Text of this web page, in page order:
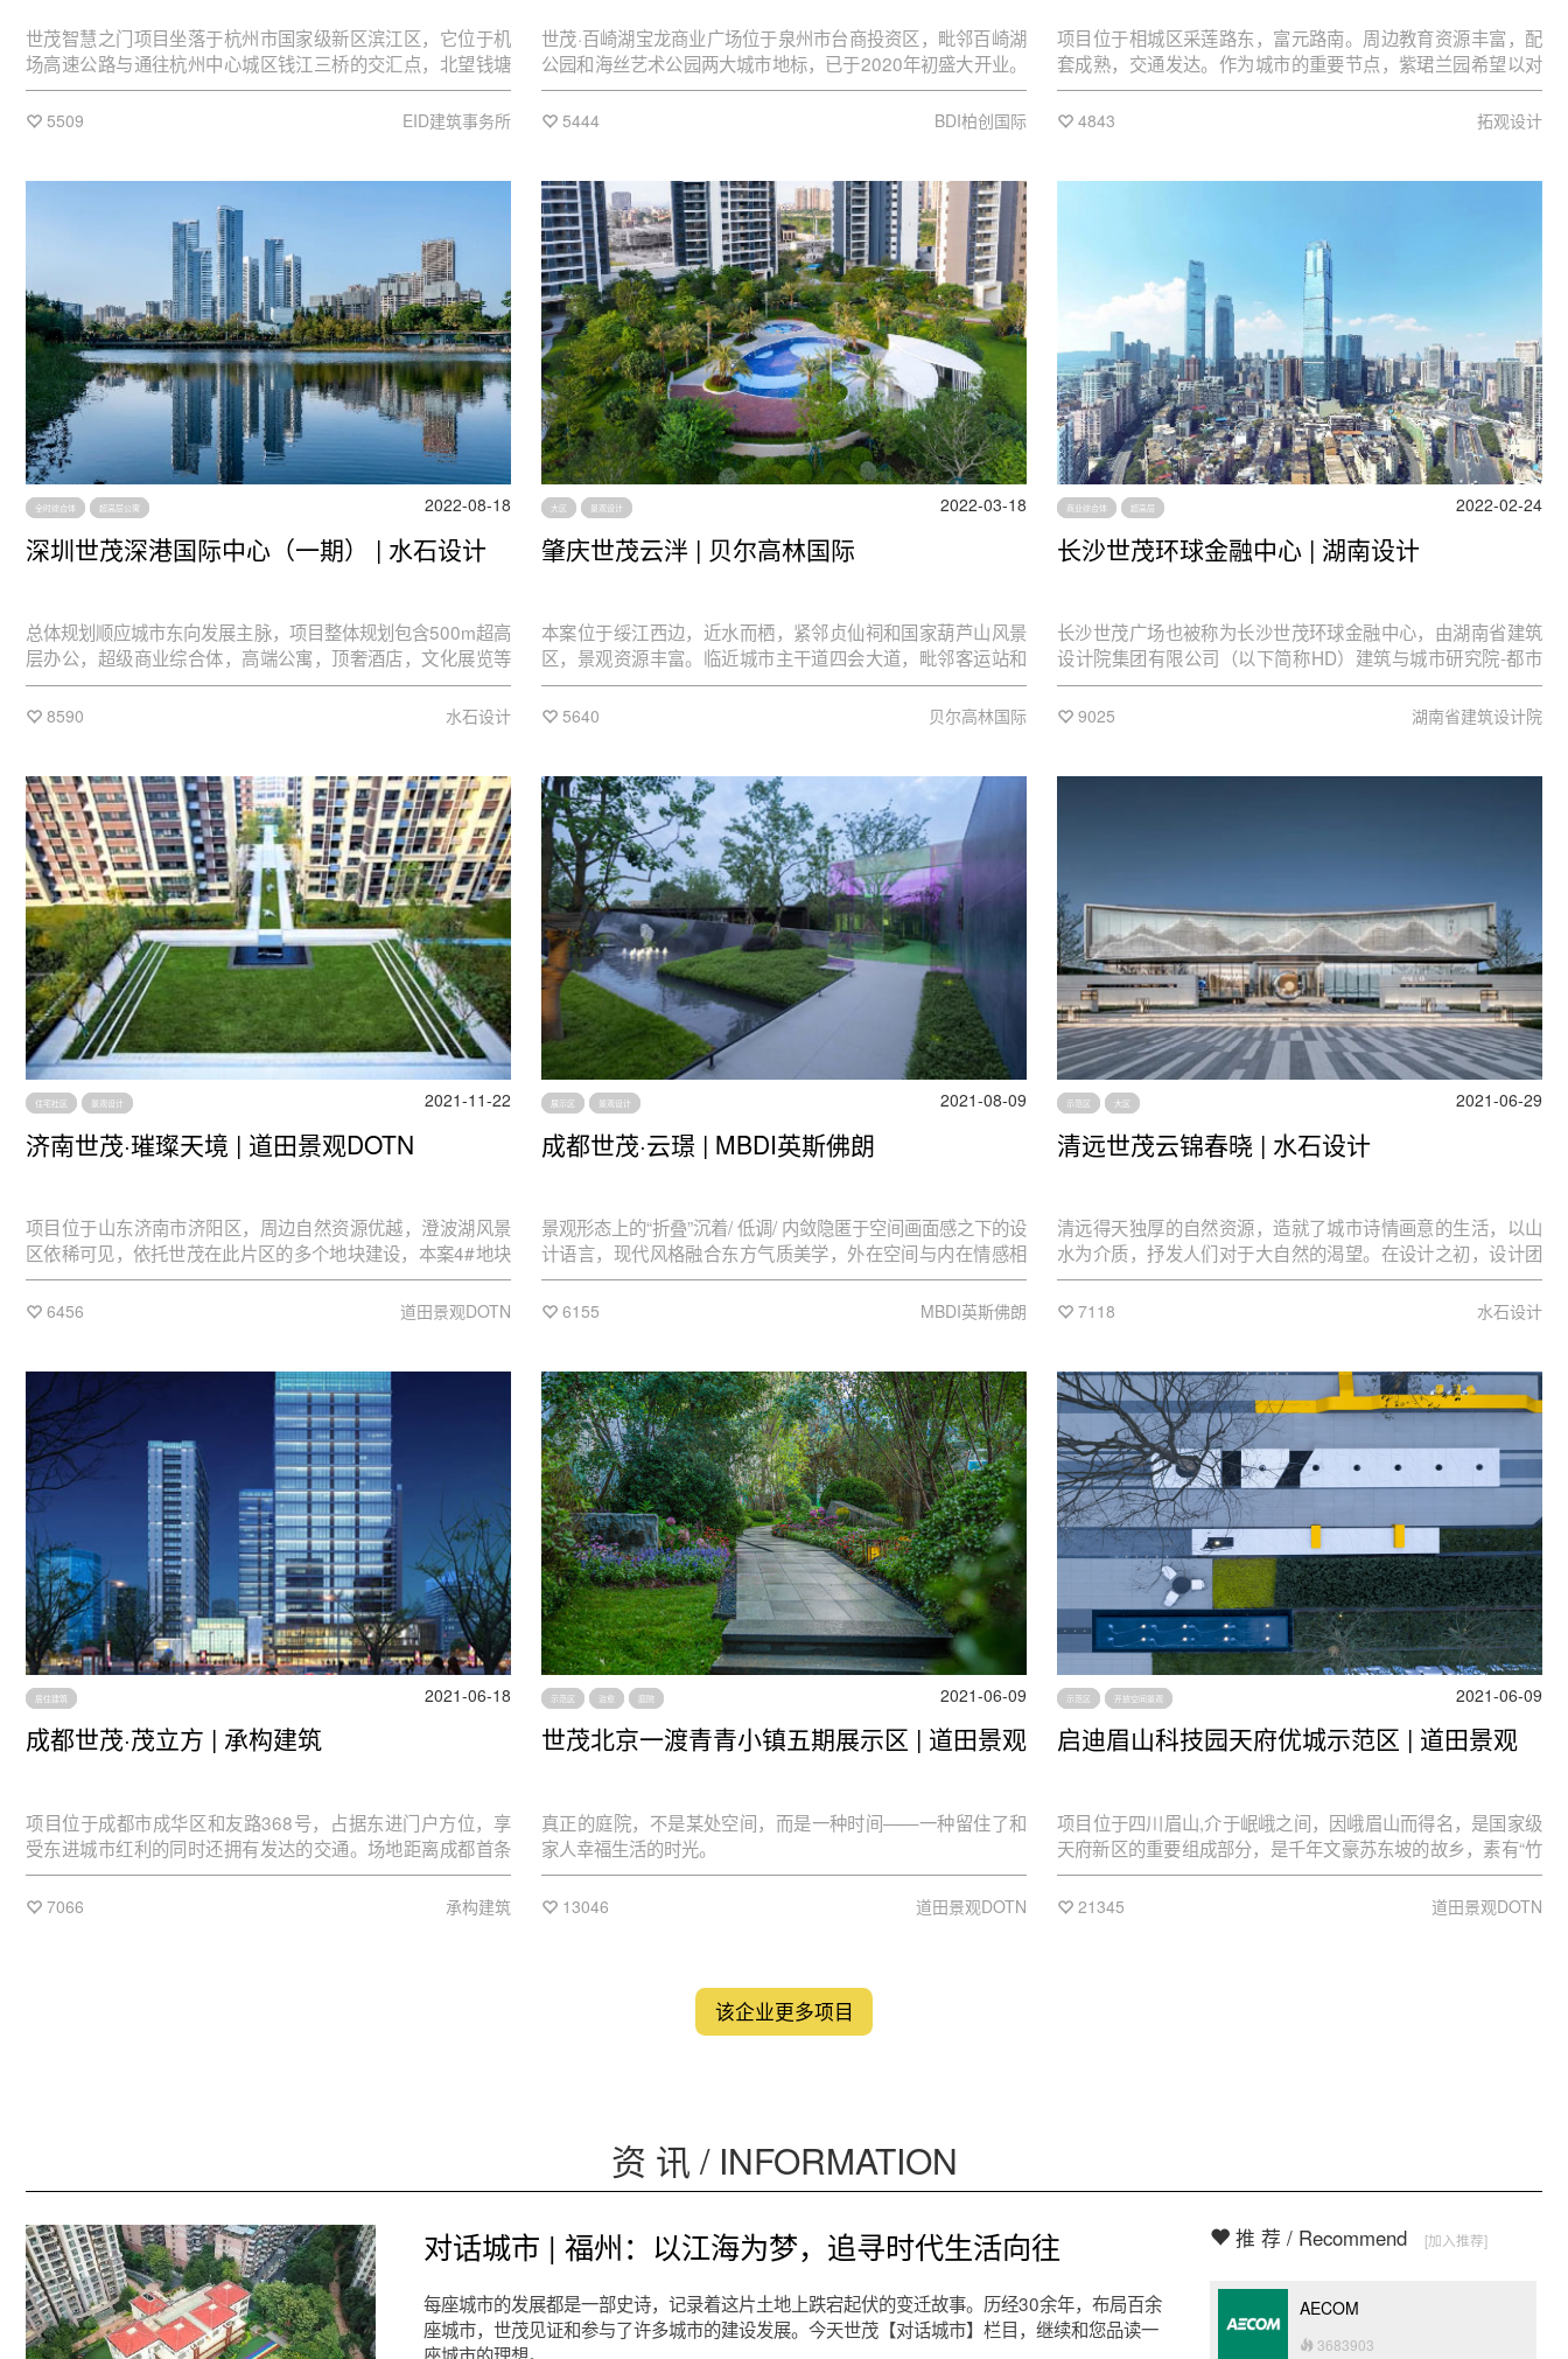
世茂智慧之门项目坐落于杭州市国家级新区滨江区，它位于机
场高速公路与通往杭州中心城区钱江三桥的交汇点，北望钱塘
江，毗邻2023年杭州亚运会标志性建筑群奥体中心；基地周边
交通发达、新型业态丰富。智慧之门的建筑方案由EID Arch首
5509 EID建筑事务所
世茂·百崎湖宝龙商业广场位于泉州市台商投资区，毗邻百崎湖
公园和海丝艺术公园两大城市地标，已于2020年初盛大开业。
城市性质定位为国家级台商投资区、泉州城市副中心、先进制
造业和高端服务业支撑的生态型滨水城市新区和现代化港口保
5444 BDI柏创国际
项目位于相城区采莲路东，富元路南。周边教育资源丰富，配
套成熟，交通发达。作为城市的重要节点，紫珺兰园希望以对
文脉的传承延续和对美学的极致追求，成为刷新都市天际线的
崭新名片，同时为相城带来内外兼修的生活品质提升。
4843 拓观设计
全时综合体 超高层公寓 2022-08-18
深圳世茂深港国际中心（一期） | 水石设计
总体规划顺应城市东向发展主脉，项目整体规划包含500m超高
层办公，超级商业综合体，高端公寓，顶奢酒店，文化展览等
业态，将助力深圳吸纳来自香港的科技研发、总部经济、现代
服务业等高端产业资源，推动深圳和香港深度合作，打造大湾
8590 水石设计
大区 景观设计 2022-03-18
肇庆世茂云泮 | 贝尔高林国际
本案位于绥江西边，近水而栖，紧邻贞仙祠和国家葫芦山风景
区，景观资源丰富。临近城市主干道四会大道，毗邻客运站和
轻轨，享受便捷出行。附近教育资源丰富，书香浓郁。
5640 贝尔高林国际
商业综合体 超高层 2022-02-24
长沙世茂环球金融中心 | 湖南设计
长沙世茂广场也被称为长沙世茂环球金融中心，由湖南省建筑
设计院集团有限公司（以下简称HD）建筑与城市研究院-都市
建筑设计研究院与美国捷得建筑师事务所（JERDE）共同设
计。9025 湖南省建筑设计院
住宅社区 景观设计 2021-11-22
济南世茂·璀璨天境 | 道田景观DOTN
项目位于山东济南市济阳区，周边自然资源优越，澄波湖风景
区依稀可见，依托世茂在此片区的多个地块建设，本案4#地块
紧邻古风雅韵的3#地块世茂国风观澜。然而无论是古韵古风的
中式传统园林，还是极力寻求自然与生活空间相呼应的现代园
6456 道田景观DOTN
展示区 景观设计 2021-08-09
成都世茂·云璟 | MBDI英斯佛朗
景观形态上的“折叠”沉着/ 低调/ 内敛隐匿于空间画面感之下的设
计语言，现代风格融合东方气质美学，外在空间与内在情感相
互融合，与自然对话，打造一种含蓄内敛的场地气质。
6155 MBDI英斯佛朗
示范区 大区 2021-06-29
清远世茂云锦春晓 | 水石设计
清远得天独厚的自然资源，造就了城市诗情画意的生活，以山
水为介质，抒发人们对于大自然的渴望。在设计之初，设计团
队多次深入清远，走近当地人的生活，力求在这座城市里打造
一个不可复制的视觉形象。
7118 水石设计
居住建筑 2021-06-18
成都世茂·茂立方 | 承构建筑
项目位于成都市成华区和友路368号，占据东进门户方位，享
受东进城市红利的同时还拥有发达的交通。场地距离成都首条
地铁环线7号线仅约1千米，连通北站、东站、新站三大转换枢
纽，同时还接驳成渝、成金、成南三大交通干道，聚合万象
7066 承构建筑
示范区 治愈 庭院 2021-06-09
世茂北京一渡青青小镇五期展示区 | 道田景观
真正的庭院，不是某处空间，而是一种时间——一种留住了和
家人幸福生活的时光。
13046 道田景观DOTN
示范区 开放空间景观 2021-06-09
启迪眉山科技园天府优城示范区 | 道田景观
项目位于四川眉山,介于岷峨之间，因峨眉山而得名，是国家级
天府新区的重要组成部分，是千年文豪苏东坡的故乡，素有“竹
编艺术之乡”之称。
21345 道田景观DOTN
该企业更多项目
资 讯 / INFORMATION
对话城市 | 福州：以江海为梦，追寻时代生活向往
每座城市的发展都是一部史诗，记录着这片土地上跌宕起伏的变迁故事。历经30余年，布局百余
座城市，世茂见证和参与了许多城市的建设发展。今天世茂【对话城市】栏目，继续和您品读一
推 荐 / Recommend [加入推荐]
AECOM
3683903